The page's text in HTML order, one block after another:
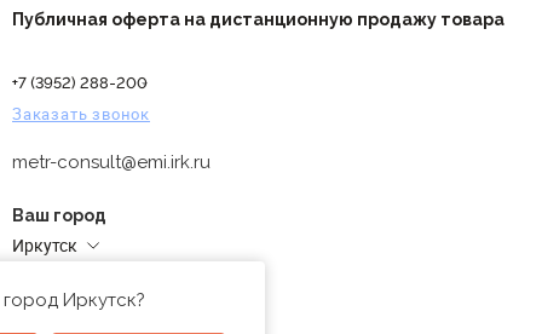
Публичная оферта на дистанционную продажу товара
+7 (3952) 288-200
Заказать звонок
metr-consult@emi.irk.ru
Ваш город
Иркутск
Иркутск?